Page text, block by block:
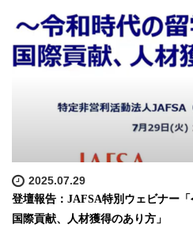
2025.07.29
登壇報告：JAFSA特別ウェビナー
国際貢献、人材獲得のあり方」